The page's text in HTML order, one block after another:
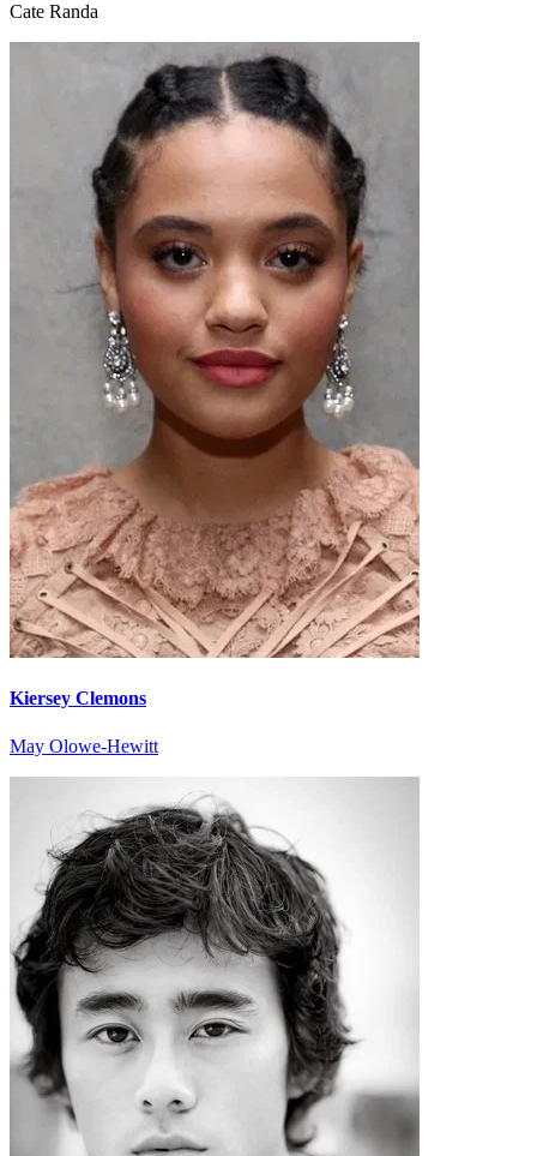
Cate Randa
Kiersey Clemons
May Olowe-Hewitt